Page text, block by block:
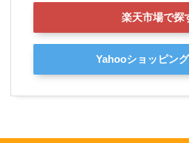
楽天市場で探
Yahooショッピン